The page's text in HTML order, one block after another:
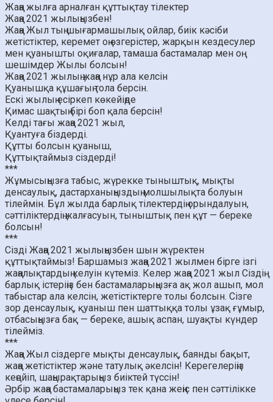
Жаңа жылға арналған құттықтау тілектер
Жаңа 2021 жылыңызбен!
Жаңа Жыл тың шығармашылық ойлар, биік кәсіби
жетістіктер, керемет оң өзгерістер, жарқын кездесулер
мен қуанышты оқиғалар, тамаша бастамалар мен оң
шешімдер Жылы болсын!
Жаңа 2021 жылың жаңа нұр ала келсін
Қуанышқа құшағың тола берсін.
Ескі жылың есіркеп көкейіңде
Қимас шақтың бірі боп қала берсін!
Келді тағы жаңа 2021 жыл,
Қуантуға біздерді.
Құтты болсын қуаныш,
Құттықтаймыз сіздерді!
***
Жұмысыңызға табыс, жүрекке тыныштық, мықты
денсаулық, дастарханыңыздың молшылықта болуын
тілеймін. Бұл жылда барлық тілектердің орындалуын,
сәттіліктердің жалғасуын, тыныштық пен құт — береке
болсын!
***
Сізді Жаңа 2021 жылыңызбен шын жүректен
құттықтаймыз! Баршамыз жаңа 2021 жылмен бірге ізгі
жаңалықтардың келуін күтеміз. Келер жаңа 2021 жыл Сіздің
барлық істеріңіз бен бастамаларыңызға ақ жол ашып, мол
табыстар ала келсін, жетістіктерге толы болсын. Сізге
зор денсаулық, қуаныш пен шаттыққа толы ұзақ ғұмыр,
отбасыңызға бақ — береке, ашық аспан, шуақты күндер
тілейміз.
***
Жаңа Жыл сіздерге мықты денсаулық, баянды бақыт,
жаңа жетістіктер және татулық әкелсін! Керегелеріңіз
кеңейіп, шаңырақтарыңыз биіктей түссін!
Әрбір жаңа бастамаларыңыз тек қана жеңіс пен сәттілікке